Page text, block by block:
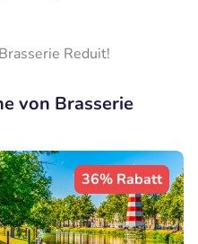
Reduit!
von Brasserie
36% Rabatt